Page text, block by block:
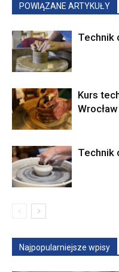
POWIĄZANE ARTYKUŁY
Technik
Kurs
Wrocław
Technik
Najpopularniejsze wpisy